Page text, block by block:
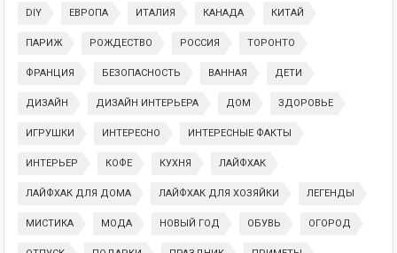
DIY ЕВРОПА ИТАЛИЯ КАНАДА КИТАЙ
ПАРИЖ РОЖДЕСТВО РОССИЯ ТОРОНТО
ФРАНЦИЯ БЕЗОПАСНОСТЬ ВАННАЯ ДЕТИ
ДИЗАЙН ДИЗАЙН ИНТЕРЬЕРА ДОМ ЗДОРОВЬЕ
ИГРУШКИ ИНТЕРЕСНО ИНТЕРЕСНЫЕ ФАКТЫ
ИНТЕРЬЕР КОФЕ КУХНЯ ЛАЙФХАК
ЛАЙФХАК ДЛЯ ДОМА ЛАЙФХАК ДЛЯ ХОЗЯЙКИ ЛЕГЕНДЫ
МИСТИКА МОДА НОВЫЙ ГОД ОБУВЬ ОГОРОД